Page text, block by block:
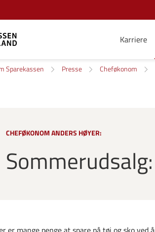
Karriere
Sparekassen Presse Cheføkonom
CHEFØKONOM ANDERS HØYER: